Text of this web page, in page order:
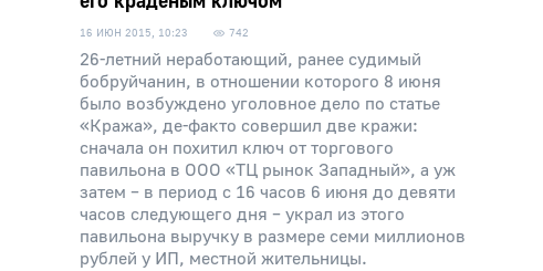
16 ИЮН 2015, 10:23 742
26-летний неработающий, ранее судимый
бобруйчанин, в отношении которого 8 июня
было возбуждено уголовное дело по статье
«Кража», де-факто совершил две кражи:
сначала он похитил ключ от торгового
павильона в ООО «ТЦ рынок Западный», а уж
затем – в период с 16 часов 6 июня до девяти
часов следующего дня – украл из этого
павильона выручку в размере семи миллионов
рублей у ИП, местной жительницы.